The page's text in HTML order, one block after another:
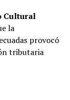
Cultural
la
provocó
tributaria